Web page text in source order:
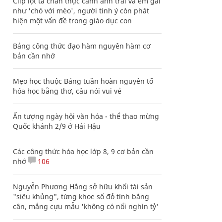
như 'chó với mèo', người tinh ý còn phát
hiện một vấn đề trong giáo dục con
Bảng công thức đạo hàm nguyên hàm cơ
bản cần nhớ
Mẹo học thuộc Bảng tuần hoàn nguyên tố
hóa học bằng thơ, câu nói vui vẻ
Ấn tượng ngày hội văn hóa - thể thao mừng
Quốc khánh 2/9 ở Hải Hậu
Các công thức hóa học lớp 8, 9 cơ bản cần
nhớ
106
Nguyễn Phương Hằng sở hữu khối tài sản
"siêu khủng", từng khoe sổ đỏ tính bằng
cân, mắng cựu mẫu 'không có nổi nghìn tỷ'